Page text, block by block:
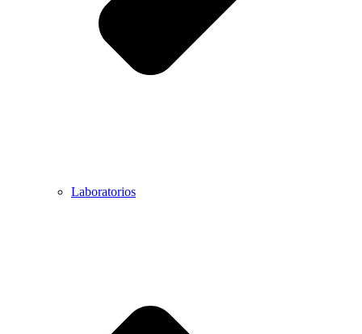
Laboratorios